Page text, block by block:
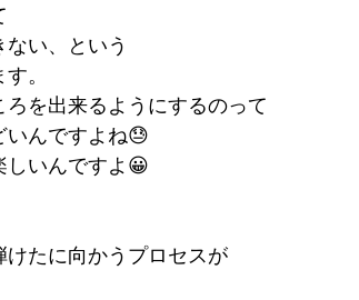
い、という
。
ろを出来るようにするのって
いんですよね😓
しいんですよ😀
たに向かうプロセスが